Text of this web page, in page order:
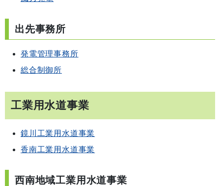
出先事務所
発電管理事務所
総合制御所
工業用水道事業
鏡川工業用水道事業
香南工業用水道事業
西南地域工業用水道事業